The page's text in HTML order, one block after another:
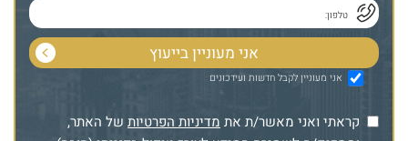
אני מעוניין לקבל חדשות ועידכונים
קראתי ואני מאשר/ת את מדיניות הפרטיות של האתר,